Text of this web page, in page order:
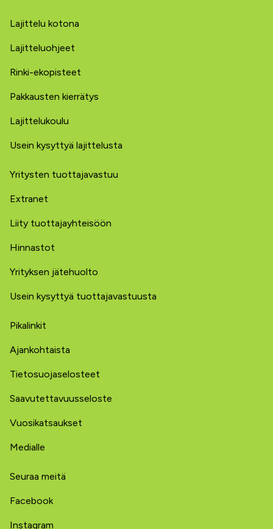
Lajittelu kotona
Lajitteluohjeet
Rinki-ekopisteet
Pakkausten kierrätys
Lajittelukoulu
Usein kysyttyä lajittelusta
Yritysten tuottajavastuu
Extranet
Liity tuottajayhteisöön
Hinnastot
Yrityksen jätehuolto
Usein kysyttyä tuottajavastuusta
Pikalinkit
Ajankohtaista
Tietosuojaselosteet
Saavutettavuusseloste
Vuosikatsaukset
Medialle
Seuraa meitä
Facebook
Instagram